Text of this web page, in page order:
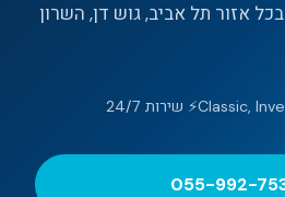
אלקטרה. זמינים 24/7 בכל אזור תל אביב, גוש דן, השרון
⚡ שירות 24/7